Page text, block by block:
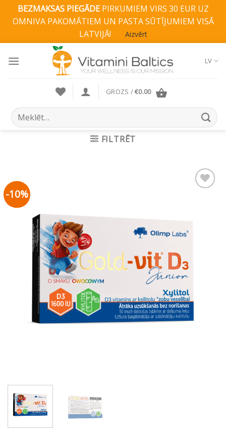
BEZMAKSAS PIEGĀDEPIRKUMIEM VIRS 30 EUR UZ
OMNIVA PAKOMĀTIEM UN PASTA SŪTĪJUMIEM VISĀ
LATVIJĀ!
Aizvērt
LV
GROZS /€0.00
Search
for:
FILTRĒT
-10%